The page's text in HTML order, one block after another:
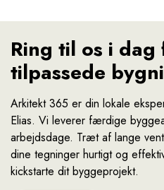
Ring til os i
tilpassede
Arkitekt 365 er din lokale
Elias. Vi leverer færdige
arbejdsdage. Træt af lange
dine tegninger hurtigt og
kickstarte dit byggeprojekt.